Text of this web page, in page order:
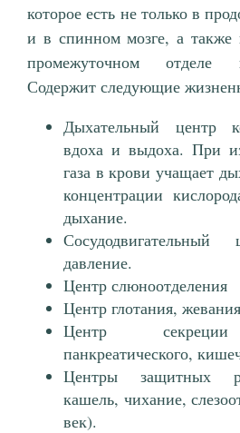
которое есть не только в
и в спинном мозге, а также
промежуточном отделе
Содержит следующие
Дыхательный центр
вдоха и выдоха. При
газа в крови учащает
концентрации
дыхание.
Сосудодвигательный
давление.
Центр слюноотделения
Центр глотания,
Центр секреции
панкреатического,
Центры защитных
кашель, чихание,
век).